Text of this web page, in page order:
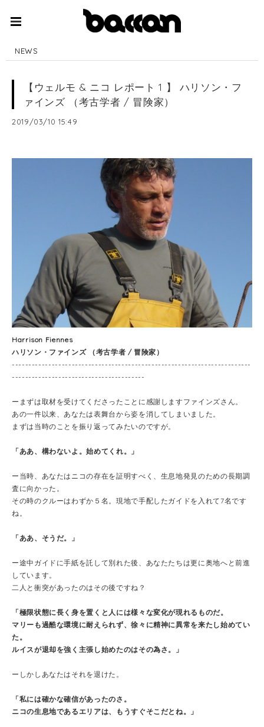
NEWS
【ウェルモ & ニコ レポート 1 】 ハリソン・フ
ァインズ （考古学者 / 冒険家）
2019/03/10 15:49
Harrison Fiennes
ハリソン・ファインズ （考古学者 / 冒険家）
------------------------------------------------------------------------
----------------------------------------
ーまずは取材を受けてくださったことに感謝しますファインズさん。
あの一件以来、あなたは表舞台から姿を消してしまいました。
まずは当時のことを振り返ってみたいのですが。
「ああ、構わないよ。始めてくれ。」
ー当時、あなたはニコの存在を証明すべく、生息地発見のための長期調
査に向かった。
その時のクルーはわずか５名。現地で手配したガイドを入れて7名です
ね。
「ああ、そうだ。」
ー途中ガイドに手紙を託して別れた後、あなたたちは更に奥地へと前進
しています。
二人と衝突があったのはその後ですね？
「極限状態に長く身を置くと人には様々な変化が現れるものだ。
マリーも過酷な環境に耐えられず、徐々に精神に異常を来たし始めてい
た。
ルイスが退却を強く主張し始めたのはその為さ。」
ーしかしあなたはそれを退けた。
「私には確かな確信があったのさ。
ニコの生息地であるエリアは、もうすぐそこだとね。」